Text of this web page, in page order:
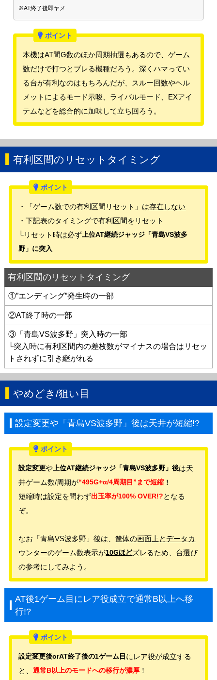
※AT終了後即ヤメ
本機はAT間G数のほか周期抽選もあるので、ゲーム
数だけで打つとブレる機種だろう。深くハマってい
る台が有利なのはもちろんだが、スルー回数やヘル
メットによるモード示唆、ライバルモード、EXアイ
テムなどを総合的に加味して立ち回ろう。
有利区間のリセットタイミング
・「ゲーム数での有利区間リセット」は存在しない
・下記表のタイミングで有利区間をリセット
└リセット時は必ず 上位AT継続ジャッジ「青島VS波多
野」に突入
有利区間のリセットタイミング
①”エンディング”発生時の一部
②AT終了時の一部
③「青島VS波多野」突入時の一部
└突入時に有利区間内の差枚数がマイナスの場合はリセッ
トされずに引き継がれる
やめどき/狙い目
設定変更や「青島VS波多野」後は天井が短縮!?
設定変更や上位AT継続ジャッジ「青島VS波多野」後は天
井ゲーム数/周期が“495G+α/4周期目”まで短縮 ！
短縮時は設定を問わず出玉率が100% OVER!?となる
ぞ。
なお「青島VS波多野」後は、筐体の画面上とデータカ
ウンターのゲーム数表示が10Gほどズレるため、台選び
の参考にしてみよう。
AT後1ゲーム目にレア役成立で通常B以上へ移
行!?
設定変更後orAT終了後の1ゲーム目 にレア役が成立する
と、通常B以上のモードへの移行が濃厚 ！